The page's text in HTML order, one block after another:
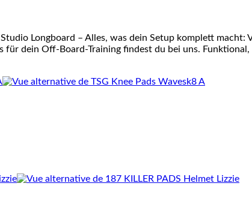
Longboard – Alles, was dein Setup komplett
für dein Off-Board-Training findest du bei uns.